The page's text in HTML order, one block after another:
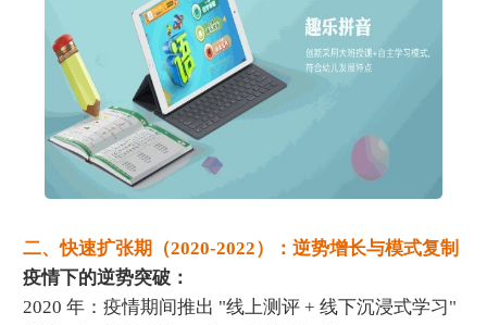
二、快速扩张期（2020-2022）：逆势增长与模式复制
疫情下的逆势突破：
2020 年：疫情期间推出 "线上测评 + 线下沉浸式学习"